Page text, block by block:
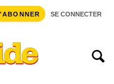
SE CONNECTER